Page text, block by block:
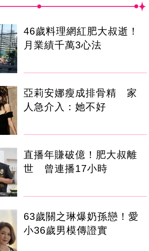
46歲料理網紅肥大叔逝！
月業績千萬3心法
亞莉安娜瘦成排骨精 家
人急介入：她不好
直播年賺破億！肥大叔離
世 曾連播17小時
63歲關之琳爆奶孫戀！愛
小36歲男模傳證實